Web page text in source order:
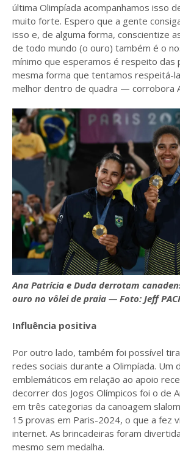
última Olimpíada acompanhamos isso
muito forte. Espero que a gente
isso e, de alguma forma, conscientize
de todo mundo (o ouro) também é o
mínimo que esperamos é respeito das
mesma forma que tentamos respeitá-
melhor dentro de quadra — corrobora
Ana Patrícia e Duda derrotam
ouro no vôlei de praia — Foto: Jeff
Influência positiva
Por outro lado, também foi possível
redes sociais durante a Olimpíada. Um
emblemáticos em relação ao apoio
decorrer dos Jogos Olímpicos foi o de
em três categorias da canoagem
15 provas em Paris-2024, o que a fez
internet. As brincadeiras foram
mesmo sem medalha.